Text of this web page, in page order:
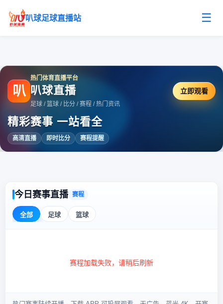
叭球足球直播站 ☰
叭
热门体育直播平台
叭球直播
足球 / 篮球 / 比分 / 赛程 / 热门资讯
精彩赛事 一站看全
高清直播 即时比分 赛程提醒
立即观看